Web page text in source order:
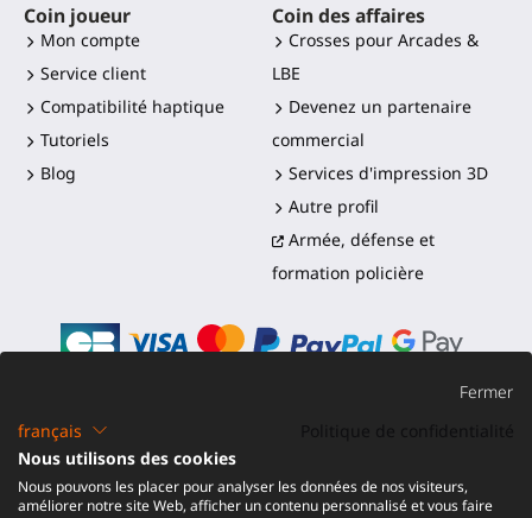
Coin joueur
Mon compte
Service client
Compatibilité haptique
Tutoriels
Blog
Coin des affaires
Crosses pour Arcades &
LBE
Devenez un partenaire
commercial
Services d'impression 3D
Autre profil
Armée, défense et
formation policière
©2016-2026 - ProTubeVR™
Expédition et droits
Remboursement
Fermer
français
Nous utilisons des cookies
Nous pouvons les placer pour analyser les données de nos visiteurs,
améliorer notre site Web, afficher un contenu personnalisé et vous faire